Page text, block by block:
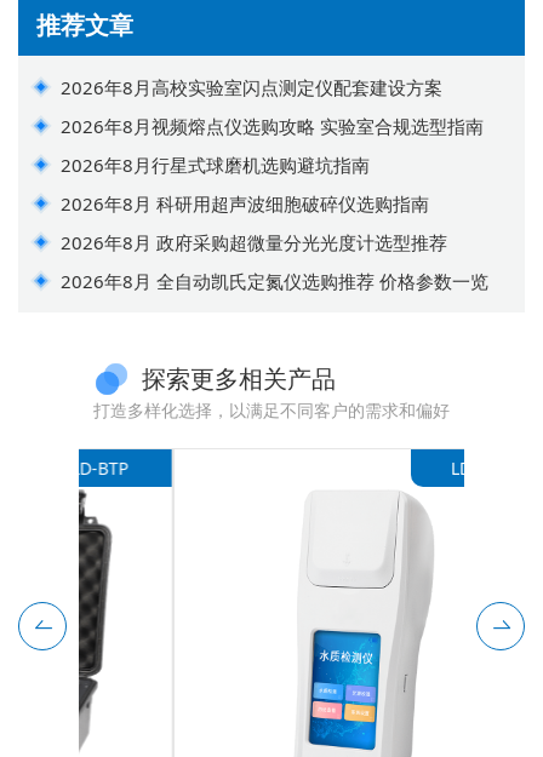
推荐文章
2026年8月高校实验室闪点测定仪配套建设方案
2026年8月视频熔点仪选购攻略 实验室合规选型指南
2026年8月行星式球磨机选购避坑指南
2026年8月 科研用超声波细胞破碎仪选购指南
2026年8月 政府采购超微量分光光度计选型推荐
2026年8月 全自动凯氏定氮仪选购推荐 价格参数一览
探索更多相关产品
打造多样化选择，以满足不同客户的需求和偏好